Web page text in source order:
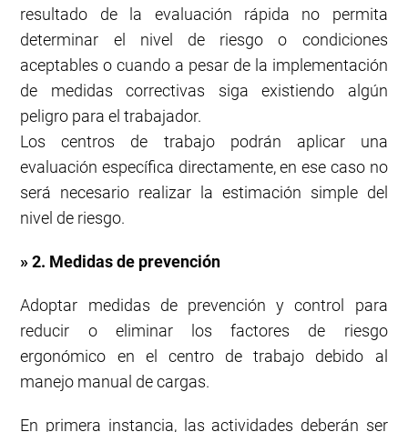
resultado de la evaluación rápida no permita
determinar el nivel de riesgo o condiciones
aceptables o cuando a pesar de la implementación
de medidas correctivas siga existiendo algún
peligro para el trabajador.
Los centros de trabajo podrán aplicar una
evaluación específica directamente, en ese caso no
será necesario realizar la estimación simple del
nivel de riesgo.
» 2. Medidas de prevención
Adoptar medidas de prevención y control para
reducir o eliminar los factores de riesgo
ergonómico en el centro de trabajo debido al
manejo manual de cargas.
En primera instancia, las actividades deberán ser